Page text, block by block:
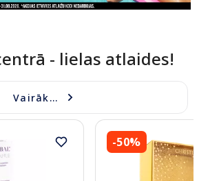
- lielas atlaides!
Vairāk...
-50%